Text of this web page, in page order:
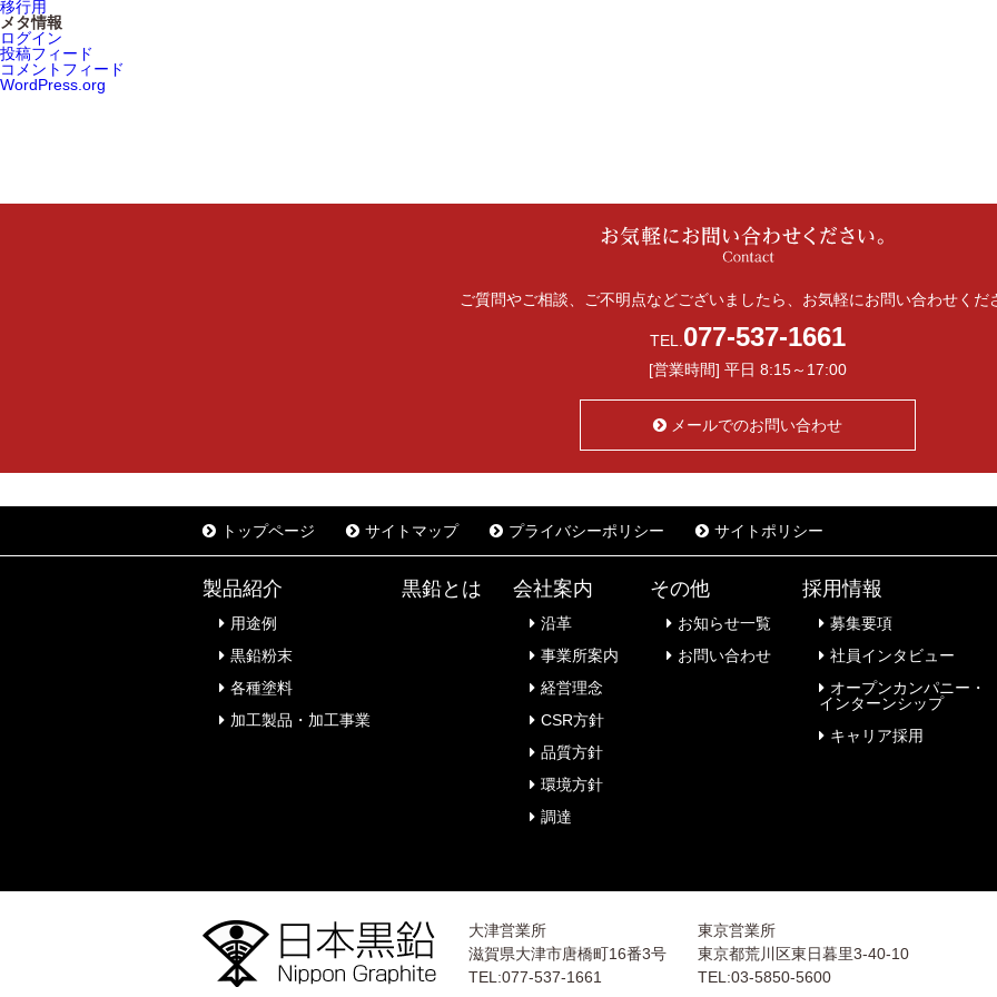
移行用
メタ情報
ログイン
投稿フィード
コメントフィード
WordPress.org
ご質問やご相談、ご不明点などございましたら、お気軽にお問い合わせくだ
TEL. 077-537-1661
[営業時間] 平日 8:15～17:00
メールでのお問い合わせ
トップページ サイトマップ プライバシーポリシー サイトポリシー
製品紹介
用途例
黒鉛粉末
各種塗料
加工製品・加工事業
黒鉛とは 会社案内
沿革
事業所案内
経営理念
CSR方針
品質方針
環境方針
調達
その他
お知らせ一覧
お問い合わせ
採用情報
募集要項
社員インタビュー
オープンカンパニー・
インターンシップ
キャリア採用
大津営業所
滋賀県大津市唐橋町16番3号
TEL:077-537-1661
東京営業所
東京都荒川区東日暮里3-40-10
TEL:03-5850-5600